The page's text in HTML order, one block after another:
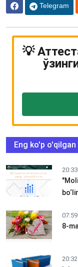
Telegram
💡
Eng ko'p
8-